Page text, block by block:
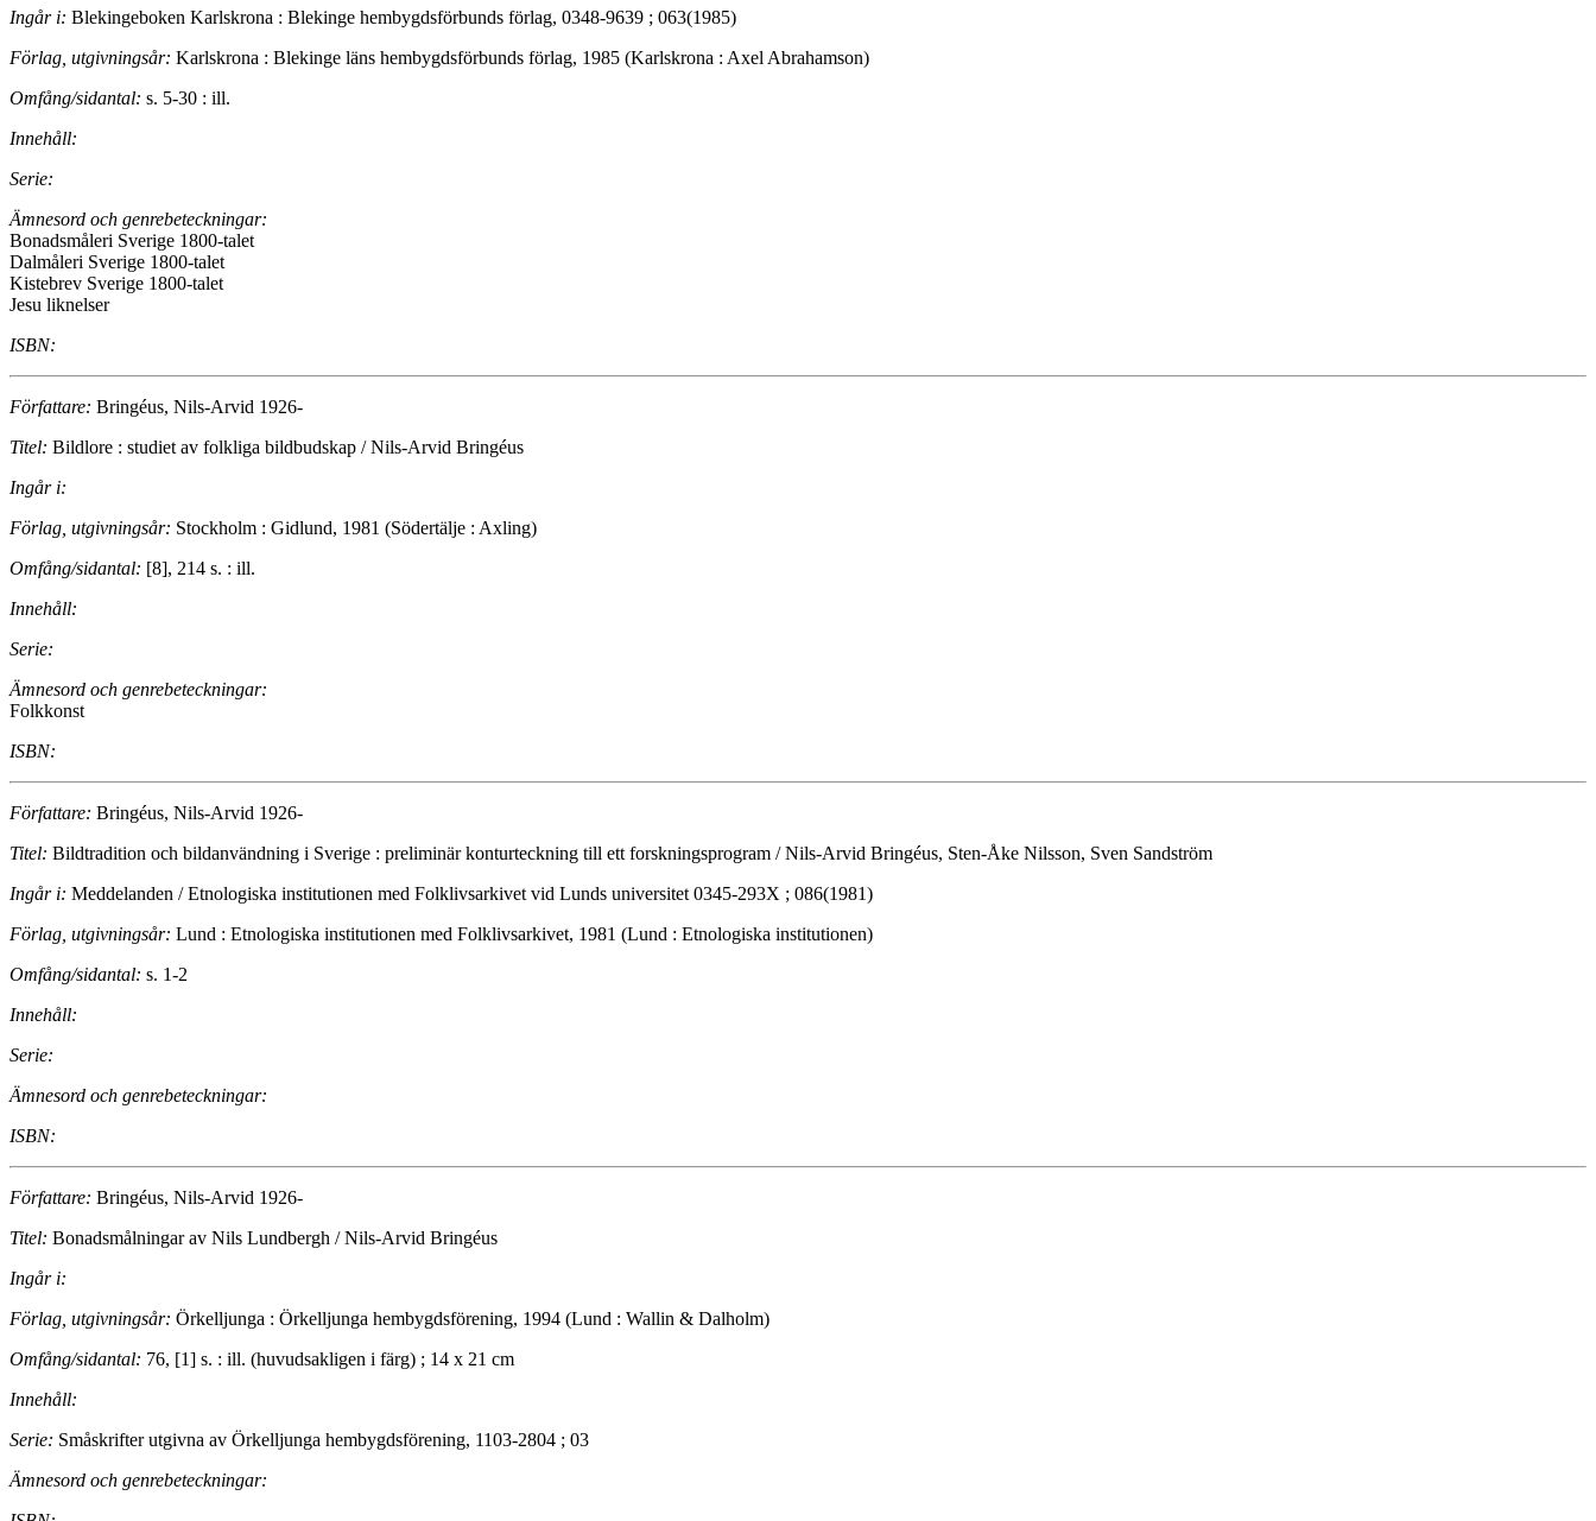
Ingår i: Blekingeboken Karlskrona : Blekinge hembygdsförbunds förlag, 0348-9639 ; 063(1985)
Förlag, utgivningsår: Karlskrona : Blekinge läns hembygdsförbunds förlag, 1985 (Karlskrona : Axel Abrahamson)
Omfång/sidantal: s. 5-30 : ill.
Innehåll:
Serie:
Ämnesord och genrebeteckningar:
Bonadsmåleri Sverige 1800-talet
Dalmåleri Sverige 1800-talet
Kistebrev Sverige 1800-talet
Jesu liknelser
ISBN:
Författare: Bringéus, Nils-Arvid 1926-
Titel: Bildlore : studiet av folkliga bildbudskap / Nils-Arvid Bringéus
Ingår i:
Förlag, utgivningsår: Stockholm : Gidlund, 1981 (Södertälje : Axling)
Omfång/sidantal: [8], 214 s. : ill.
Innehåll:
Serie:
Ämnesord och genrebeteckningar:
Folkkonst
ISBN:
Författare: Bringéus, Nils-Arvid 1926-
Titel: Bildtradition och bildanvändning i Sverige : preliminär konturteckning till ett forskningsprogram / Nils-Arvid Bringéus, Sten-Åke Nilsson, Sven Sandström
Ingår i: Meddelanden / Etnologiska institutionen med Folklivsarkivet vid Lunds universitet 0345-293X ; 086(1981)
Förlag, utgivningsår: Lund : Etnologiska institutionen med Folklivsarkivet, 1981 (Lund : Etnologiska institutionen)
Omfång/sidantal: s. 1-2
Innehåll:
Serie:
Ämnesord och genrebeteckningar:
ISBN:
Författare: Bringéus, Nils-Arvid 1926-
Titel: Bonadsmålningar av Nils Lundbergh / Nils-Arvid Bringéus
Ingår i:
Förlag, utgivningsår: Örkelljunga : Örkelljunga hembygdsförening, 1994 (Lund : Wallin & Dalholm)
Omfång/sidantal: 76, [1] s. : ill. (huvudsakligen i färg) ; 14 x 21 cm
Innehåll:
Serie: Småskrifter utgivna av Örkelljunga hembygdsförening, 1103-2804 ; 03
Ämnesord och genrebeteckningar: